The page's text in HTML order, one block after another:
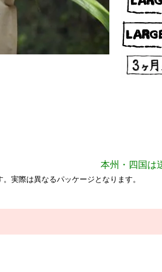
本州・四国は
実際は異なるパッケージとなります。